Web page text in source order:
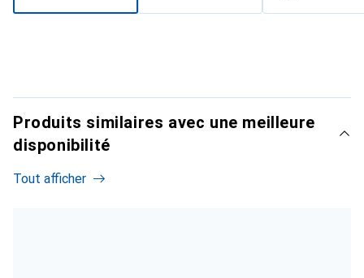
Produits similaires avec une meilleure
disponibilité
Tout afficher